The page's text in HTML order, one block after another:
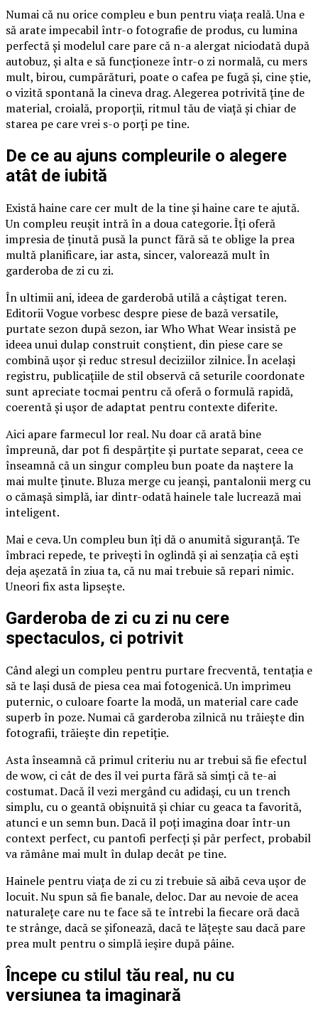
Numai că nu orice compleu e bun pentru viața reală. Una e
să arate impecabil într-o fotografie de produs, cu lumina
perfectă și modelul care pare că n-a alergat niciodată după
autobuz, și alta e să funcționeze într-o zi normală, cu mers
mult, birou, cumpărături, poate o cafea pe fugă și, cine știe,
o vizită spontană la cineva drag. Alegerea potrivită ține de
material, croială, proporții, ritmul tău de viață și chiar de
starea pe care vrei s-o porți pe tine.
De ce au ajuns compleurile o alegere
atât de iubită
Există haine care cer mult de la tine și haine care te ajută.
Un compleu reușit intră în a doua categorie. Îți oferă
impresia de ținută pusă la punct fără să te oblige la prea
multă planificare, iar asta, sincer, valorează mult în
garderoba de zi cu zi.
În ultimii ani, ideea de garderobă utilă a câștigat teren.
Editorii Vogue vorbesc despre piese de bază versatile,
purtate sezon după sezon, iar Who What Wear insistă pe
ideea unui dulap construit conștient, din piese care se
combină ușor și reduc stresul deciziilor zilnice. În același
registru, publicațiile de stil observă că seturile coordonate
sunt apreciate tocmai pentru că oferă o formulă rapidă,
coerentă și ușor de adaptat pentru contexte diferite.
Aici apare farmecul lor real. Nu doar că arată bine
împreună, dar pot fi despărțite și purtate separat, ceea ce
înseamnă că un singur compleu bun poate da naștere la
mai multe ținute. Bluza merge cu jeanși, pantalonii merg cu
o cămașă simplă, iar dintr-odată hainele tale lucrează mai
inteligent.
Mai e ceva. Un compleu bun îți dă o anumită siguranță. Te
îmbraci repede, te privești în oglindă și ai senzația că ești
deja așezată în ziua ta, că nu mai trebuie să repari nimic.
Uneori fix asta lipsește.
Garderoba de zi cu zi nu cere
spectaculos, ci potrivit
Când alegi un compleu pentru purtare frecventă, tentația e
să te lași dusă de piesa cea mai fotogenică. Un imprimeu
puternic, o culoare foarte la modă, un material care cade
superb în poze. Numai că garderoba zilnică nu trăiește din
fotografii, trăiește din repetiție.
Asta înseamnă că primul criteriu nu ar trebui să fie efectul
de wow, ci cât de des îl vei purta fără să simți că te-ai
costumat. Dacă îl vezi mergând cu adidași, cu un trench
simplu, cu o geantă obișnuită și chiar cu geaca ta favorită,
atunci e un semn bun. Dacă îl poți imagina doar într-un
context perfect, cu pantofi perfecți și păr perfect, probabil
va rămâne mai mult în dulap decât pe tine.
Hainele pentru viața de zi cu zi trebuie să aibă ceva ușor de
locuit. Nu spun să fie banale, deloc. Dar au nevoie de acea
naturalețe care nu te face să te întrebi la fiecare oră dacă
te strânge, dacă se șifonează, dacă te lățește sau dacă pare
prea mult pentru o simplă ieșire după pâine.
Începe cu stilul tău real, nu cu
versiunea ta imaginară